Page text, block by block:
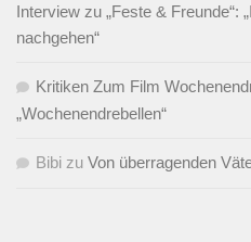
Interview zu „Feste & Freunde“:
nachgehen“
Kritiken Zum Film
„Wochenendrebellen“
Bibi zu Von überragenden